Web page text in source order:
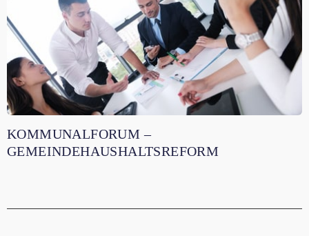
KOMMUNALFORUM –
GEMEINDEHAUSHALTSREFORM